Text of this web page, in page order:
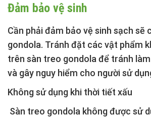
Đảm bảo vệ sinh
Cần phải đảm bảo vệ sinh sạch sẽ
gondola. Tránh đặt các vật phẩm
trên sàn treo gondola để tránh
và gây nguy hiểm cho người sử
Không sử dụng khi thời tiết xấu
Sàn treo gondola không được sử